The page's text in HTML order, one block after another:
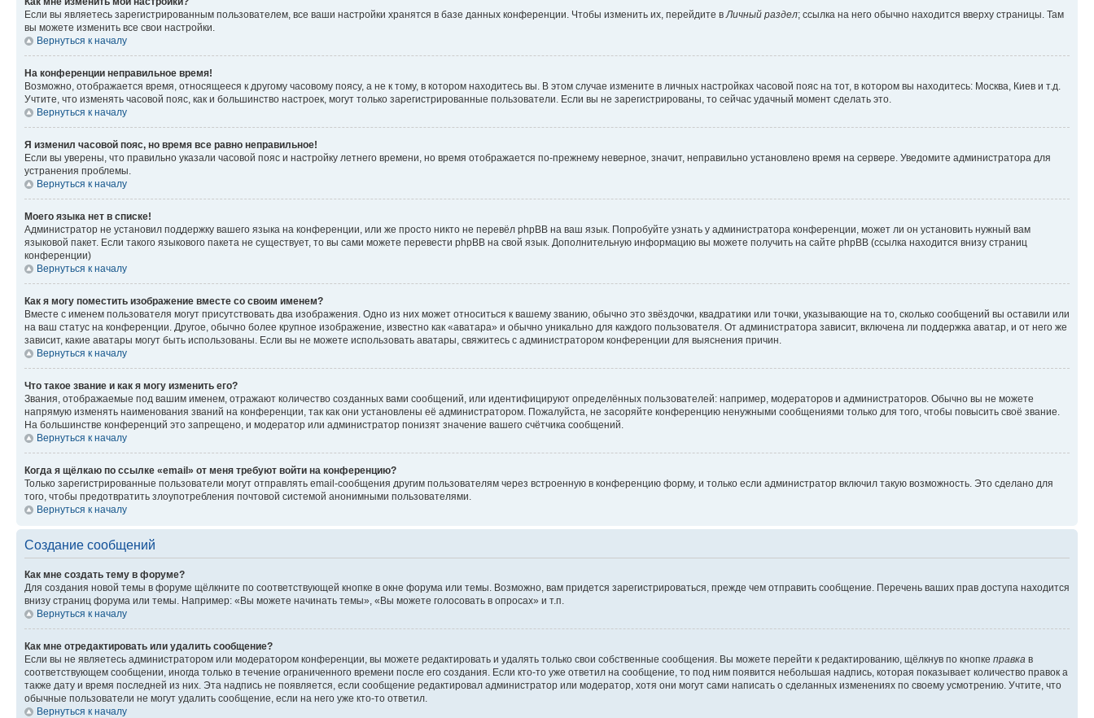
Если вы являетесь зарегистрированным пользователем, все ваши настройки хранятся в базе данных конференции. Чтобы изменить их, перейдите в Личный раздел; ссылка на него обычно находится вверху страницы. Там
вы можете изменить все свои настройки.
Вернуться к началу
На конференции неправильное время!
Возможно, отображается время, относящееся к другому часовому поясу, а не к тому, в котором находитесь вы. В этом случае измените в личных настройках часовой пояс на тот, в котором вы находитесь: Москва, Киев и т.д.
Учтите, что изменять часовой пояс, как и большинство настроек, могут только зарегистрированные пользователи. Если вы не зарегистрированы, то сейчас удачный момент сделать это.
Вернуться к началу
Я изменил часовой пояс, но время все равно неправильное!
Если вы уверены, что правильно указали часовой пояс и настройку летнего времени, но время отображается по-прежнему неверное, значит, неправильно установлено время на сервере. Уведомите администратора для
устранения проблемы.
Вернуться к началу
Моего языка нет в списке!
Администратор не установил поддержку вашего языка на конференции, или же просто никто не перевёл phpBB на ваш язык. Попробуйте узнать у администратора конференции, может ли он установить нужный вам
языковой пакет. Если такого языкового пакета не существует, то вы сами можете перевести phpBB на свой язык. Дополнительную информацию вы можете получить на сайте phpBB (ссылка находится внизу страниц
конференции)
Вернуться к началу
Как я могу поместить изображение вместе со своим именем?
Вместе с именем пользователя могут присутствовать два изображения. Одно из них может относиться к вашему званию, обычно это звёздочки, квадратики или точки, указывающие на то, сколько сообщений вы оставили или
на ваш статус на конференции. Другое, обычно более крупное изображение, известно как «аватара» и обычно уникально для каждого пользователя. От администратора зависит, включена ли поддержка аватар, и от него же
зависит, какие аватары могут быть использованы. Если вы не можете использовать аватары, свяжитесь с администратором конференции для выяснения причин.
Вернуться к началу
Что такое звание и как я могу изменить его?
Звания, отображаемые под вашим именем, отражают количество созданных вами сообщений, или идентифицируют определённых пользователей: например, модераторов и администраторов. Обычно вы не можете
напрямую изменять наименования званий на конференции, так как они установлены её администратором. Пожалуйста, не засоряйте конференцию ненужными сообщениями только для того, чтобы повысить своё звание.
На большинстве конференций это запрещено, и модератор или администратор понизят значение вашего счётчика сообщений.
Вернуться к началу
Когда я щёлкаю по ссылке «email» от меня требуют войти на конференцию?
Только зарегистрированные пользователи могут отправлять email-сообщения другим пользователям через встроенную в конференцию форму, и только если администратор включил такую возможность. Это сделано для
того, чтобы предотвратить злоупотребления почтовой системой анонимными пользователями.
Вернуться к началу
Создание сообщений
Как мне создать тему в форуме?
Для создания новой темы в форуме щёлкните по соответствующей кнопке в окне форума или темы. Возможно, вам придется зарегистрироваться, прежде чем отправить сообщение. Перечень ваших прав доступа находится
внизу страниц форума или темы. Например: «Вы можете начинать темы», «Вы можете голосовать в опросах» и т.п.
Вернуться к началу
Как мне отредактировать или удалить сообщение?
Если вы не являетесь администратором или модератором конференции, вы можете редактировать и удалять только свои собственные сообщения. Вы можете перейти к редактированию, щёлкнув по кнопке правка в
соответствующем сообщении, иногда только в течение ограниченного времени после его создания. Если кто-то уже ответил на сообщение, то под ним появится небольшая надпись, которая показывает количество правок а
также дату и время последней из них. Эта надпись не появляется, если сообщение редактировал администратор или модератор, хотя они могут сами написать о сделанных изменениях по своему усмотрению. Учтите, что
обычные пользователи не могут удалить сообщение, если на него уже кто-то ответил.
Вернуться к началу